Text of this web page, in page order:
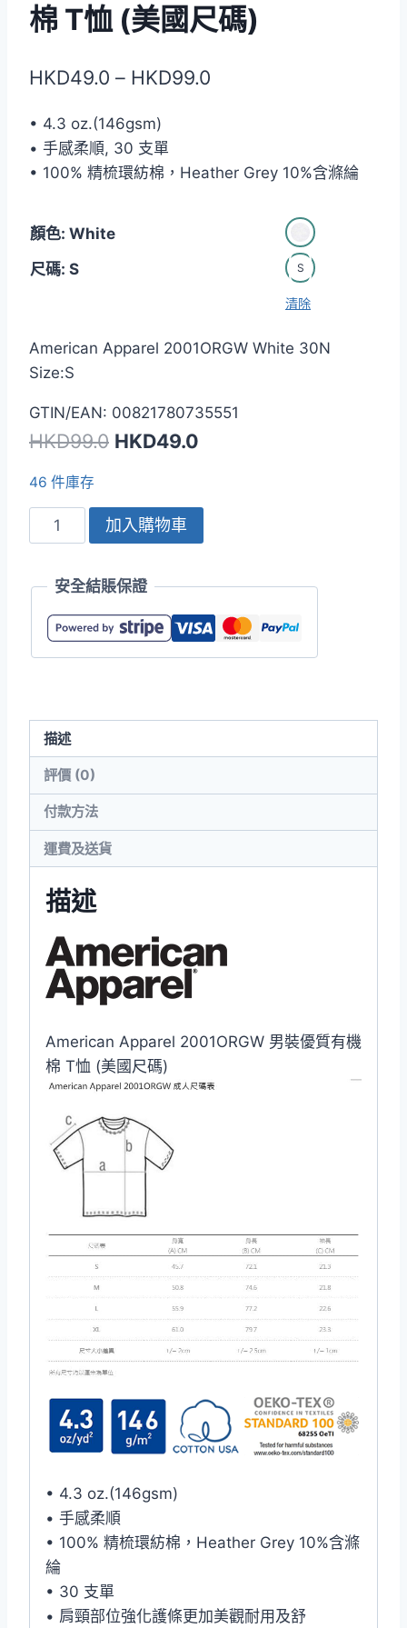
棉 T恤 (美國尺碼)
HKD49.0 – HKD99.0
圍：
HKD99.0
• 4.3 oz.(146gsm)
• 手感柔順, 30 支單
• 100% 精梳環紡棉，Heather Grey 10%含滌綸
顏色: White
尺碼: S
S
清除
American Apparel 2001ORGW White 30N
Size:S
GTIN/EAN: 00821780735551
HKD99.0 原
價
格：
HKD49.0
價
46 件庫存
American
Apparel
男
(美
尺
加入購物車
安全結賬保證
描述
評價 (0)
付款方法
運費及送貨
描述
American Apparel 2001ORGW 男裝優質有機
棉 T恤 (美國尺碼)
• 4.3 oz.(146gsm)
• 手感柔順
• 100% 精梳環紡棉，Heather Grey 10%含滌
綸
• 30 支單
• 肩頸部位強化護條更加美觀耐用及舒